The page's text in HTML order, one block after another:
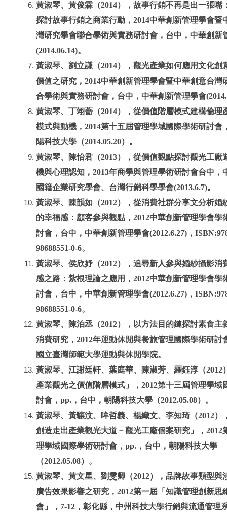
黃淑琴、黃俊霖（2014），故事行銷不再是出一張嘴
探討故事行銷之商業行動，2014中華創新管理學會暨
灣研究學會聯合學術與實務研討會，台中，中華創新
(2014.06.14)。
黃淑琴、劉立謙（2014），觀光產業如何應用文化創
價值之研究，2014中華創新管理學會暨中華創意台灣
合學術與實務研討會，台中，中華創新管理學會
黃淑琴、丁翊蔷（2014），從價值階層模式建構倫理
模式與動機，2014第十五屆管理學域國際學術研討會
陽科技大學（2014.05.20）。
黃淑琴、陳怡君（2013），從價值觀點探討觀光工廠
機與心理認知，2013年商學與管理學術研討會台中，
國籍企業研究學會、台灣行銷科學學會(2013.6.7)。
黃淑琴、陳韻如（2012），從消費社群分享文分析婚
的幸福感：顧客參與觀點，2012中華創新管理學會學
討會，台中，中華創新管理學會(2012.6.27)，
98688551-0-6。
黃淑琴、侯欣妤（2012），追尋新人參與婚紗攝影消
感之路：紮根理論之應用，2012中華創新管理學會學
討會，台中，中華創新管理學會(2012.6.27)，
98688551-0-6。
黃淑琴、陳泊丞（2012），以方法目的鏈探討素食主
消費研究，2012年運動休閒與餐旅管理國際學術研討
國立臺灣師範大學運動與休閒學院。
黃淑琴、江謝廷軒、葉庭華、陳淑芳、羅鈺淳（2012
產業觀光之價值階層模式」，2012第十三屆管理學域
討會，pp.，台中，朝陽科技大學（2012.05.08）。
黃淑琴、黃驤汶、哞哲義、楊織文、李知琦（2012）
創造走出產業觀光大道－觀光工廠個案研究」，2012
理學域國際學術研討會，pp.，台中，朝陽科技大學
（2012.05.08）。
黃淑琴、黃文星、劉雯卿（2012），品牌故事類型與
廣告效果影響之研究，2012第一屆「知識管理創新思
會」，7-12，彰化縣，中州科技大學行銷與流通管理